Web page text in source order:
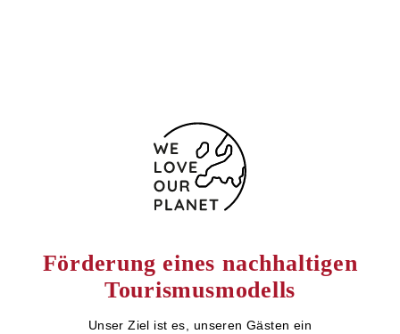
Förderung eines nachhaltigen
Tourismusmodells
Unser Ziel ist es, unseren Gästen ein